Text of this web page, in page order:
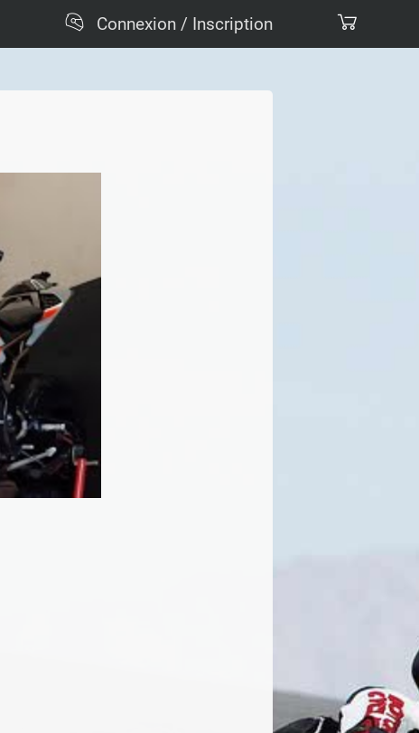
Connexion / Inscription